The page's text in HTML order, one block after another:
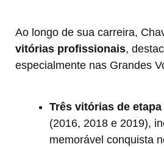
Ao longo de sua carreira,
vitórias profissionais,
especialmente nas Grandes
Três vitórias de etapa
(2016, 2018 e 2019),
memorável conquista